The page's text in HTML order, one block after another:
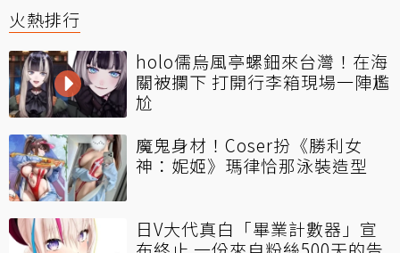
火熱排行
holo儒烏風亭螺鈿來台灣！在海
關被攔下 打開行李箱現場一陣尷
尬
魔鬼身材！Coser扮《勝利女
神：妮姬》瑪律恰那泳裝造型
日V大代真白「畢業計數器」宣